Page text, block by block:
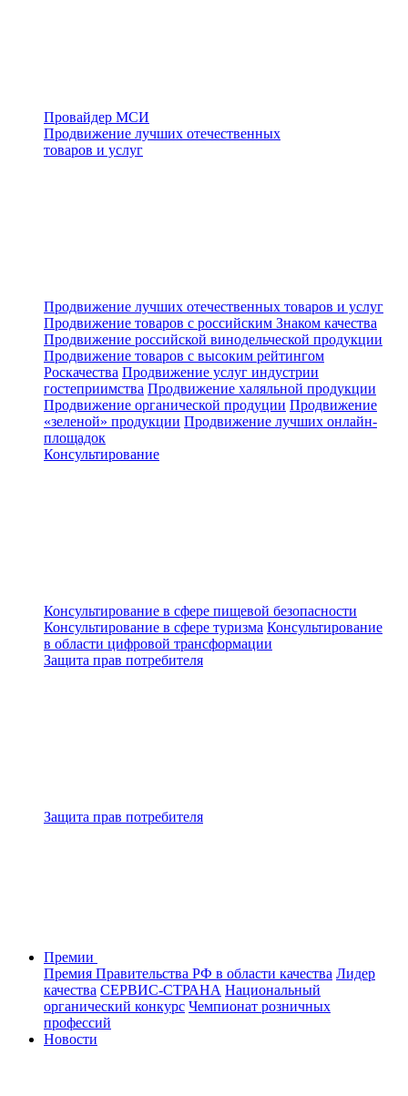
Провайдер МСИ
Продвижение лучших отечественных
товаров и услуг
Продвижение лучших отечественных товаров и услуг
Продвижение товаров с российским Знаком качества
Продвижение российской винодельческой продукции
Продвижение товаров с высоким рейтингом
Роскачества Продвижение услуг индустрии
гостеприимства Продвижение халяльной продукции
Продвижение органической продуции Продвижение
«зеленой» продукции Продвижение лучших онлайн-
площадок
Консультирование
Консультирование в сфере пищевой безопасности
Консультирование в сфере туризма Консультирование
в области цифровой трансформации
Защита прав потребителя
Защита прав потребителя
Премии
Премия Правительства РФ в области качества Лидер
качества СЕРВИС-СТРАНА Национальный
органический конкурс Чемпионат розничных
профессий
Новости